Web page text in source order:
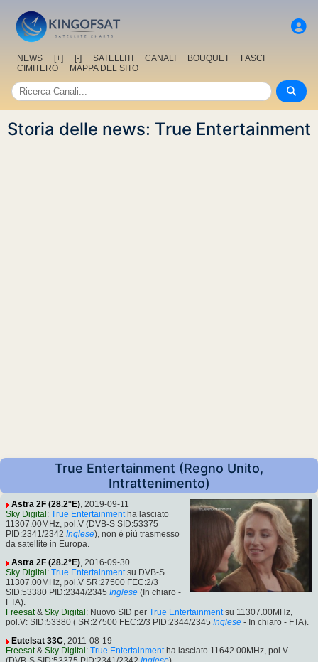
NEWS [+] [-] SATELLITI CANALI BOUQUET
FASCI
CIMITERO
MAPPA DEL SITO
Storia delle news: True Entertainment
True Entertainment (Regno Unito,
Intrattenimento)
Astra 2F (28.2°E), 2019-09-11
Sky Digital : True Entertainmentha lasciato
11307.00MHz, pol.V (DVB-S SID:53375
PID:2341/2342 Inglese), non è più trasmesso
da satellite in Europa.
Astra 2F (28.2°E), 2016-09-30
Sky Digital : True Entertainmentsu DVB-S
11307.00MHz, pol.V SR:27500 FEC:2/3
SID:53380 PID:2344/2345 Inglese (In chiaro -
FTA).
Freesat& Sky Digital : Nuovo SID per True Entertainmentsu 11307.00MHz,
pol.V: SID:53380 ( SR:27500 FEC:2/3 PID:2344/2345 Inglese - In chiaro - FTA).
Eutelsat 33C, 2011-08-19
Freesat& Sky Digital : True Entertainmentha lasciato 11642.00MHz, pol.V